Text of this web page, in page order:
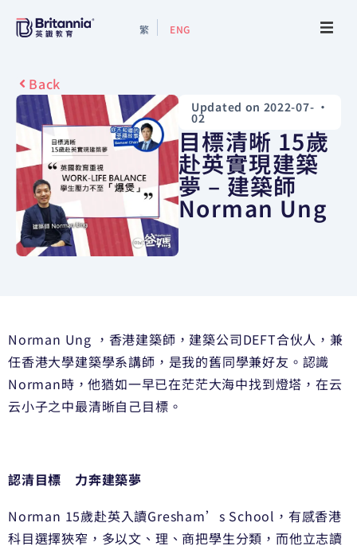
繁 ENG
Events
Study Guide
Study Info
Services
Back
Updated on 2022-07-
02
•
目標清晰 15歲
赴英實現建築
夢 – 建築師
Norman Ung
Norman Ung ，香港建築師，建築公司DEFT合伙人，兼
任香港大學建築學系講師，是我的舊同學兼好友。認識
Norman時，他猶如一早已在茫茫大海中找到燈塔，在云
云小子之中最清晰自己目標。
認清目標 力奔建築夢
Norman 15歲赴英入讀Gresham’s School，有感香港
科目選擇狹窄，多以文、理、商把學生分類，而他立志讀